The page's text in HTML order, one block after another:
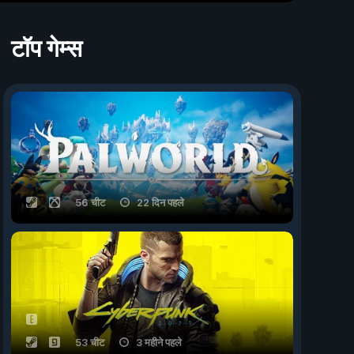
टॉप गेम्स
56 चीट 22 दिन पहले
53 चीट 3 महीने पहले